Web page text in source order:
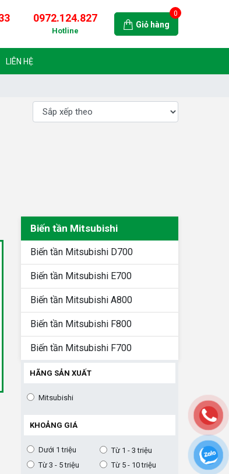
0972.124.827
Hotline
0
Giỏ hàng
LIÊN HỆ
Biến tần Mitsubishi
Biến tần Mitsubishi D700
Biến tần Mitsubishi E700
Biến tần Mitsubishi A800
Biến tần Mitsubishi F800
Biến tần Mitsubishi F700
HÃNG SẢN XUẤT
Mitsubishi
KHOẢNG GIÁ
Dưới 1 triệu
Từ 1 - 3 triệu
Từ 3 - 5 triệu
Từ 5 - 10 triệu